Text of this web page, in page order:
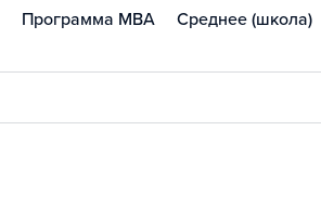
Программа MBA Среднее (школа)